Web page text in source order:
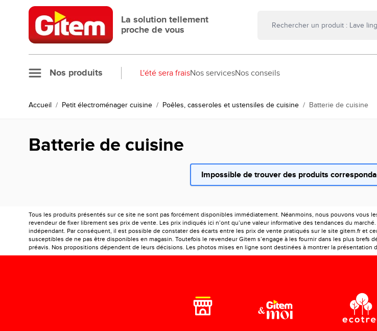
Allez au contenu
La solution tellement
proche de vous
Nos produits L'été sera fraisNos servicesNos conseils
Accueil / Petit électroménager cuisine / Poêles, casseroles et ustensiles de cuisine / Batterie de cuisine
Batterie de cuisine
Impossible de trouver des produits
Tous les produits présentés sur ce site ne sont pas forcément disponibles immédiatement. Néanmoins, nous pouvons vous
revendeur de fixer librement ses prix de vente. Les prix indiqués ici n’ont qu’une valeur informative des tendances du
indépendant. Par conséquent, il est possible de constater des écarts entre les prix de vente pratiqués sur le site gitem.fr et
susceptibles de ne pas être disponibles en magasin. Toutefois le revendeur Gitem s’engage à les fournir dans les plus
préavis. Nos propositions dépendent de leurs décisions. Les photos mises en ligne sont destinées à montrer la